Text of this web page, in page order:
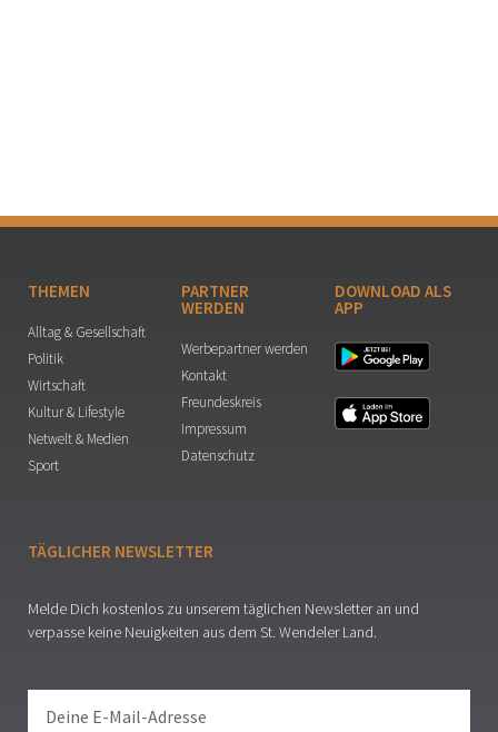
THEMEN
Alltag & Gesellschaft
Politik
Wirtschaft
Kultur & Lifestyle
Netwelt & Medien
Sport
PARTNER
WERDEN
Werbepartner werden
Kontakt
Freundeskreis
Impressum
Datenschutz
DOWNLOAD ALS
APP
TÄGLICHER NEWSLETTER
Melde Dich kostenlos zu unserem täglichen Newsletter an und
verpasse keine Neuigkeiten aus dem St. Wendeler Land.